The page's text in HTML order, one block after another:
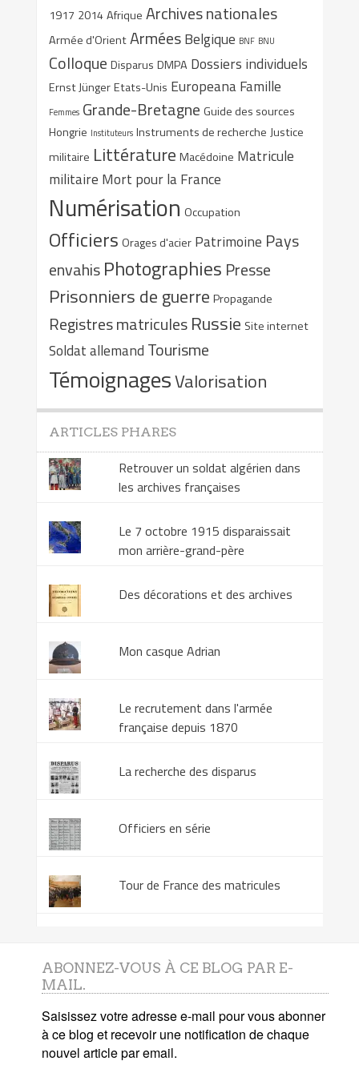
1917 2014Afrique Archives nationales
Armée d'OrientArméesBelgique BNF BNU
Colloque Disparus DMPA Dossiers individuels
Ernst JüngerEtats-Unis EuropeanaFamille
Femmes Grande-Bretagne Guide des sources
Hongrie Instituteurs Instruments de recherche Justice
militaire Littérature Macédoine Matricule
militaire Mort pour la France
Numérisation Occupation
Officiers Orages d'acier Patrimoine Pays
envahis Photographies Presse
Prisonniers de guerre Propagande
Registres matricules Russie Site internet
Soldat allemand Tourisme
TémoignagesValorisation
ARTICLES PHARES
Retrouver un soldat algérien dans
les archives françaises
Le 7 octobre 1915 disparaissait
mon arrière-grand-père
Des décorations et des archives
Mon casque Adrian
Le recrutement dans l'armée
française depuis 1870
La recherche des disparus
Officiers en série
Tour de France des matricules
ABONNEZ-VOUS À CE BLOG PAR E-
MAIL.
Saisissez votre adresse e-mail pour vous abonner
à ce blog et recevoir une notification de chaque
nouvel article par email.